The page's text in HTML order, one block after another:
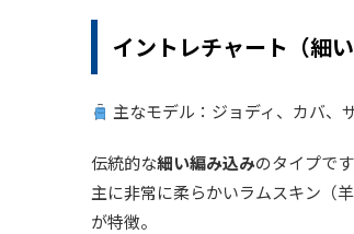
イントレチャート（細い
主なモデル：ジョディ、カバ、
伝統的な細い編み込みのタイプです
主に非常に柔らかいラムスキン（
が特徴。